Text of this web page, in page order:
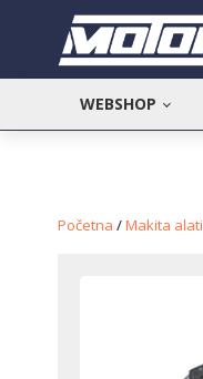
WEBSHOP
Početna /Makita alati